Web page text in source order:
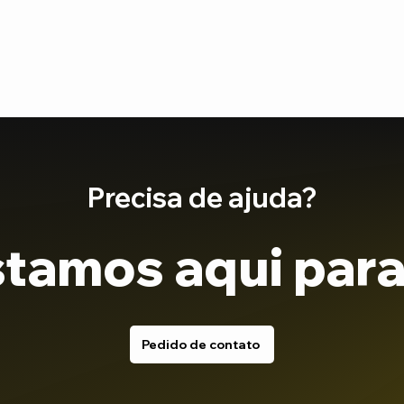
Precisa de ajuda?
aqui
Pedido de contato